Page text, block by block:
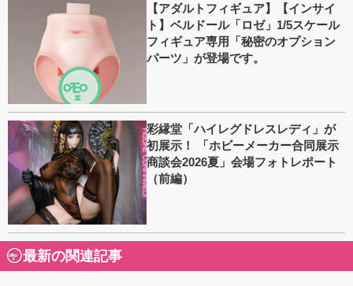
【アダルトフィギュア】【インサイ
ト】ベルドール「ロゼ」1/5スケール
フィギュア専用「秘密のオプション
パーツ」が登場です。
彩縁堂「ハイレグドレスレディ」が
初展示！ 「ホビーメーカー合同展示
商談会2026夏」会場フォトレポート
（前編）
最新の関連記事